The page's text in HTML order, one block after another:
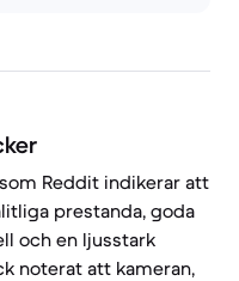
Reddit indikerar att
prestanda, goda
och en ljusstark
noterat att kameran,